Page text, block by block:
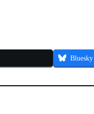
Bluesky